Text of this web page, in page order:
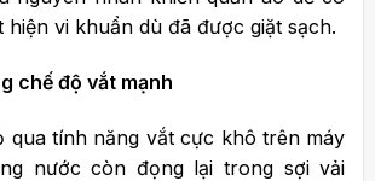
hiện vi khuẩn dù đã được giặt sạch.
chế độ vắt mạnh
qua tính năng vắt cực khô trên máy
nước còn đọng lại trong sợi vải